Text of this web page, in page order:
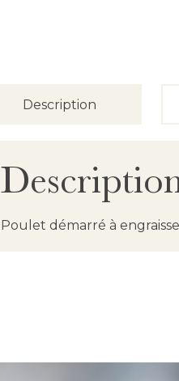
Description
Poulet démarré à